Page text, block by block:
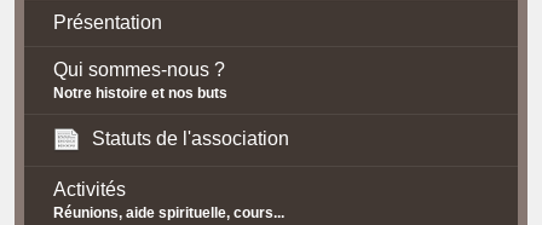
Présentation
Qui sommes-nous ?
Notre histoire et nos buts
Statuts de l'association
Activités
Réunions, aide spirituelle, cours...